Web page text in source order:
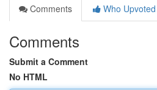
Comments
Who Upvoted
Comments
Submit a Comment
No HTML